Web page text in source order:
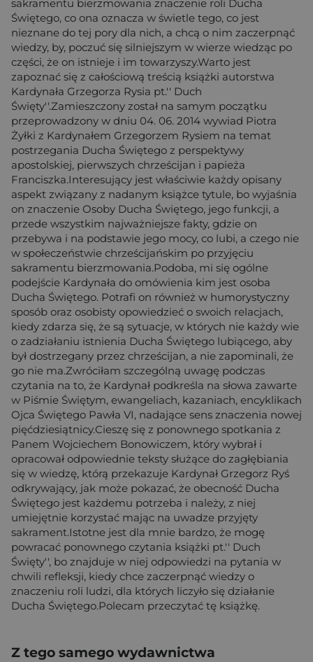
sakramentu bierzmowania znaczenie roli Ducha
Świętego, co ona oznacza w świetle tego, co jest
nieznane do tej pory dla nich, a chcą o nim zaczerpnąć
wiedzy, by, poczuć się silniejszym w wierze wiedząc po
części, że on istnieje i im towarzyszy.Warto jest
zapoznać się z całościową treścią książki autorstwa
Kardynała Grzegorza Rysia pt.'' Duch
Święty''.Zamieszczony został na samym początku
przeprowadzony w dniu 04. 06. 2014 wywiad Piotra
Żyłki z Kardynałem Grzegorzem Rysiem na temat
postrzegania Ducha Świętego z perspektywy
apostolskiej, pierwszych chrześcijan i papieża
Franciszka.Interesujący jest właściwie każdy opisany
aspekt związany z nadanym książce tytule, bo wyjaśnia
on znaczenie Osoby Ducha Świętego, jego funkcji, a
przede wszystkim najważniejsze fakty, gdzie on
przebywa i na podstawie jego mocy, co lubi, a czego nie
w społeczeństwie chrześcijańskim po przyjęciu
sakramentu bierzmowania.Podoba, mi się ogólne
podejście Kardynała do omówienia kim jest osoba
Ducha Świętego. Potrafi on również w humorystyczny
sposób oraz osobisty opowiedzieć o swoich relacjach,
kiedy zdarza się, że są sytuacje, w których nie każdy wie
o zadziałaniu istnienia Ducha Świętego lubiącego, aby
był dostrzegany przez chrześcijan, a nie zapominali, że
go nie ma.Zwróciłam szczególną uwagę podczas
czytania na to, że Kardynał podkreśla na słowa zawarte
w Piśmie Świętym, ewangeliach, kazaniach, encyklikach
Ojca Świętego Pawła VI, nadające sens znaczenia nowej
pięćdziesiątnicy.Cieszę się z ponownego spotkania z
Panem Wojciechem Bonowiczem, który wybrał i
opracował odpowiednie teksty służące do zagłębiania
się w wiedzę, którą przekazuje Kardynał Grzegorz Ryś
odkrywający, jak może pokazać, że obecność Ducha
Świętego jest każdemu potrzeba i należy, z niej
umiejętnie korzystać mając na uwadze przyjęty
sakrament.Istotne jest dla mnie bardzo, że mogę
powracać ponownego czytania książki pt.'' Duch
Święty'', bo znajduje w niej odpowiedzi na pytania w
chwili refleksji, kiedy chce zaczerpnąć wiedzy o
znaczeniu roli ludzi, dla których liczyło się działanie
Ducha Świętego.Polecam przeczytać tę książkę.
Z tego samego wydawnictwa